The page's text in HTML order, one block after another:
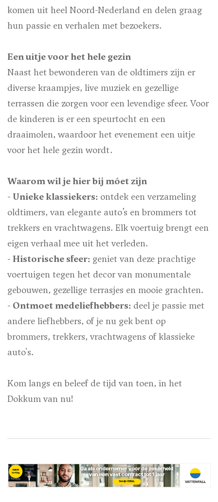
komen uit heel Noord-Nederland en delen graag
hun passie en verhalen met bezoekers.
Een uitje voor het hele gezin
Naast het bewonderen van de oldtimers zijn er
diverse kraampjes, live muziek en gezellige
terrassen die zorgen voor een levendige sfeer. Voor
de kinderen is er een speurtocht en een
draaimolen, waardoor het evenement een uitje
voor het hele gezin wordt.
Waarom wil je hier bij móet zijn
- Unieke klassiekers: ontdek een verzameling
oldtimers, van elegante auto’s en brommers tot
trekkers en vrachtwagens. Elk voertuig brengt een
eigen verhaal mee uit het verleden.
- Historische sfeer: geniet van deze prachtige
voertuigen tegen het decor van monumentale
gebouwen, gezellige terrasjes en mooie grachten.
- Ontmoet medeliefhebbers: deel je passie met
andere liefhebbers, of je nu gek bent op
brommers, trekkers, vrachtwagens of klassieke
auto's.
Kom langs en beleef de tijd van toen, in het
Dokkum van nu!